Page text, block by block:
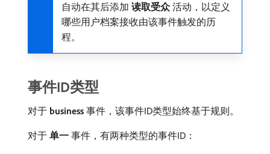
自动在其后添加​ 读取受众 ​活动，以定义
哪些用户档案接收由该事件触发的历
程。
事件ID类型
对于​ business ​事件，该事件ID类型始终基于规则。
对于​ 单一 ​事件，有两种类型的事件ID：